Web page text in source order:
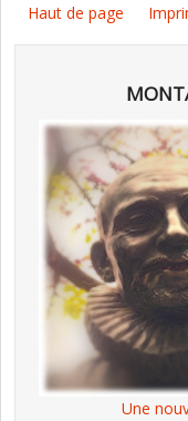
Haut de page
Une